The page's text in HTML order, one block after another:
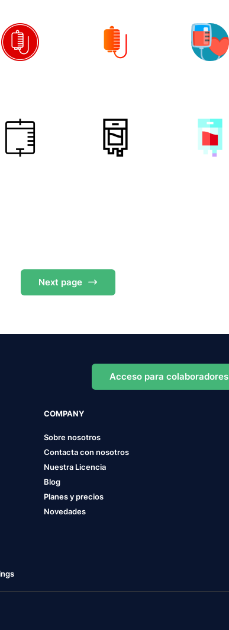
Next page
Acceso para colaboradores
COMPANY
Sobre nosotros
Contacta con nosotros
Nuestra Licencia
Blog
Planes y precios
Novedades